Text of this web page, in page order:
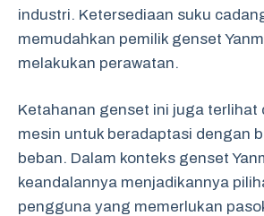
industri. Ketersediaan suku
memudahkan pemilik genset
melakukan perawatan.
Ketahanan genset ini juga terlihat
mesin untuk beradaptasi dengan
beban. Dalam konteks genset
keandalannya menjadikannya
pengguna yang memerlukan